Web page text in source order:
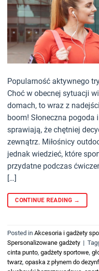
Popularność aktywnego
Choć w obecnej sytuacji
domach, to wraz z
boom! Słoneczna
sprawiają, że chętniej
zewnątrz. Miłośnicy
jednak wiedzieć, które
przydatne podczas
[…]
CONTINUE READING →
Posted in Akcesoria i gadżety
Spersonalizowane gadżety |
cinta punto, gadżety sportowe,
twarz, opaska z płynem do